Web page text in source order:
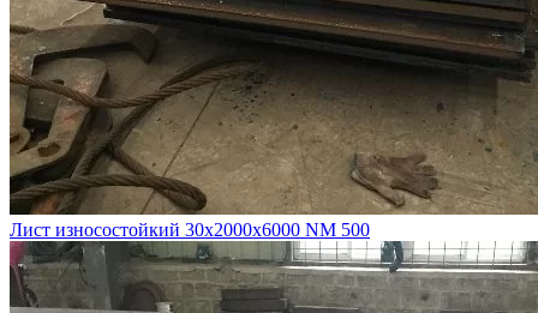
Лист износостойкий 30х2000х6000 NM 500